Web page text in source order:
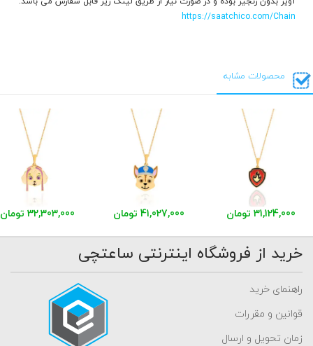
https://saatchico.com/Chain
محصولات مشابه
31,124,000 تومان 41,027,000 تومان 32,303,000 تومان
خرید از فروشگاه اینترنتی ساعتچی
راهنمای خرید
قوانین و مقررات
زمان تحویل و ارسال